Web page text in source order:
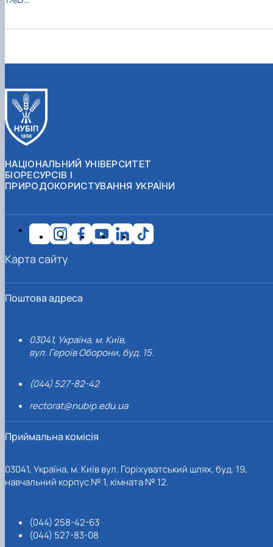
НАЦІОНАЛЬНИЙ УНІВЕРСИТЕТ
БІОРЕСУРСІВ І
ПРИРОДОКОРИСТУВАННЯ УКРАЇНИ
Поштова адреса
03041, Україна, м. Київ,
вул. Героїв Оборони, буд. 15.
(044) 527-82-42
rectorat@nubip.edu.ua
Приймальна комісія
03041, Україна, м. Київ вул. Горіхуватський шлях, буд. 19,
навчальний корпус № 1, кімната № 12.
(044) 258-42-63
(044) 527-83-08
Карта сайту